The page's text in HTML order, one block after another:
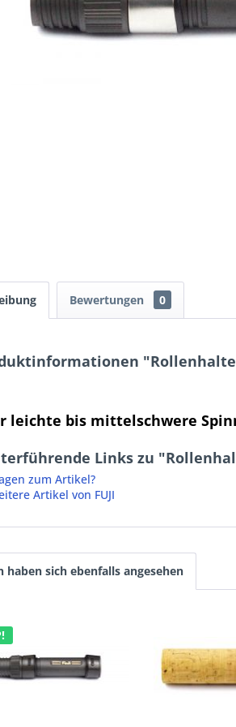
Bewertungen 0
leichte bis mittelschwere
Links zu
zum Artikel?
Artikel von FUJI
haben sich ebenfalls angesehen